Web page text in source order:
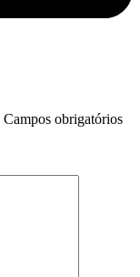
Campos obrigatórios